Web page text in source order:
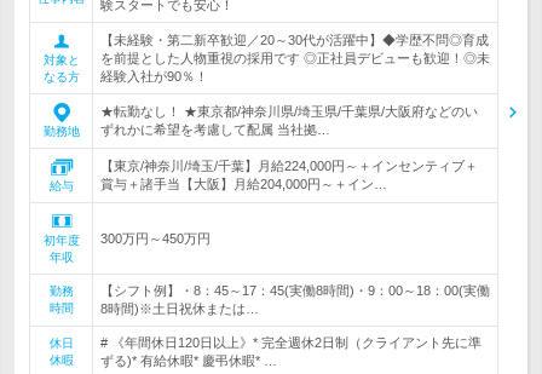
験スタートでも安心！
対象と
なる方
【未経験・第二新卒歓迎／20～30代が活躍中】◆学歴不問◎育成
を前提とした人物重視の採用です ◎正社員デビューも歓迎！◎未
経験入社が90％！
勤務地
★転勤なし！ ★東京都/神奈川県/埼玉県/千葉県/大阪府などのい
ずれかに希望を考慮して配属 当社拠…
給与
【東京/神奈川/埼玉/千葉】月給224,000円～＋インセンティブ＋
賞与＋諸手当【大阪】月給204,000円～＋イン…
初年度
年収
300万円～450万円
勤務
時間
【シフト例】・8：45～17：45(実働8時間)・9：00～18：00(実働
8時間)※土日祝休または…
休日
休暇
# 《年間休日120日以上》* 完全週休2日制（クライアント先に準
ずる)* 有給休暇* 慶弔休暇* …